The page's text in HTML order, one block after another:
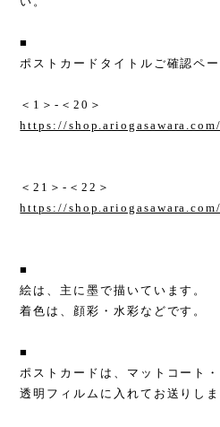
■
ポストカードタイトルご確認ペー
＜1＞-＜20＞
https://
＜21＞-＜22＞
https://
■
絵は、主に墨で描いています。
着色は、顔彩・水彩などです。
■
ポストカードは、マットコート
透明フィルムに入れてお送りしま